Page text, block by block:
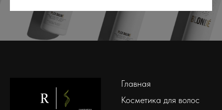
Главная
Косметика для волос